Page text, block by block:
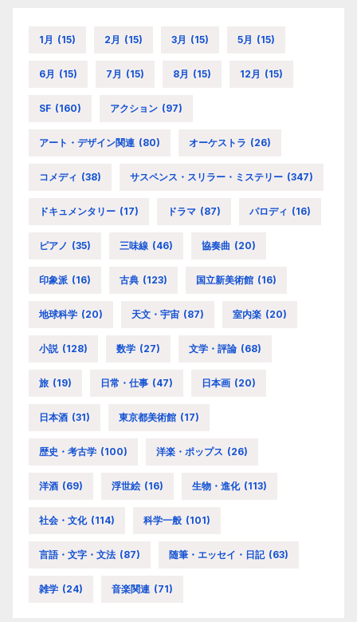
1月 (15) 2月 (15) 3月 (15) 5月 (15)
6月 (15) 7月 (15) 8月 (15) 12月 (15)
SF (160) アクション (97)
アート・デザイン関連 (80) オーケストラ (26)
コメディ (38) サスペンス・スリラー・ミステリー (347)
ドキュメンタリー (17) ドラマ (87) パロディ (16)
ピアノ (35) 三味線 (46) 協奏曲 (20)
印象派 (16) 古典 (123) 国立新美術館 (16)
地球科学 (20) 天文・宇宙 (87) 室内楽 (20)
小説 (128) 数学 (27) 文学・評論 (68)
旅 (19) 日常・仕事 (47) 日本画 (20)
日本酒 (31) 東京都美術館 (17)
歴史・考古学 (100) 洋楽・ポップス (26)
洋酒 (69) 浮世絵 (16) 生物・進化 (113)
社会・文化 (114) 科学一般 (101)
言語・文字・文法 (87) 随筆・エッセイ・日記 (63)
雑学 (24) 音楽関連 (71)